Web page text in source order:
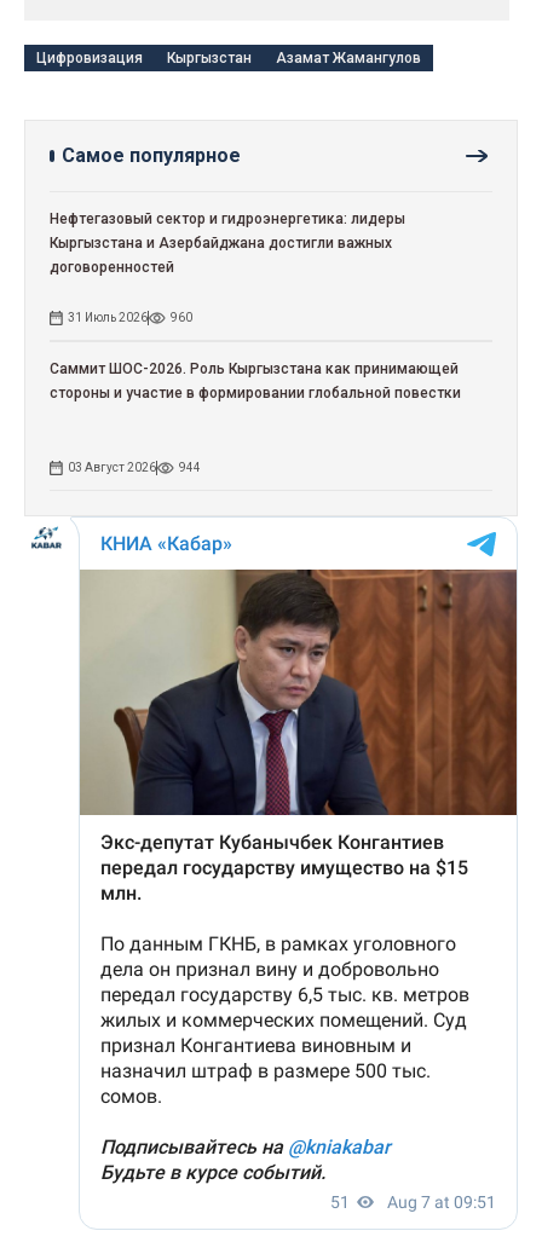
Цифровизация Кыргызстан Азамат Жамангулов
Самое популярное
Нефтегазовый сектор и гидроэнергетика: лидеры
Кыргызстана и Азербайджана достигли важных
договоренностей
31 Июль 2026 960
Саммит ШОС-2026. Роль Кыргызстана как принимающей
стороны и участие в формировании глобальной повестки
03 Август 2026 944